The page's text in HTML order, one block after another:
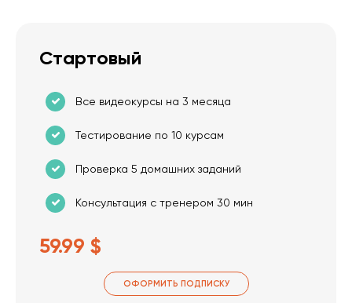
Стартовый
Все видеокурсы на 3 месяца
Тестирование по 10 курсам
Проверка 5 домашних заданий
Консультация с тренером 30 мин
59.99 $
ОФОРМИТЬ ПОДПИСКУ